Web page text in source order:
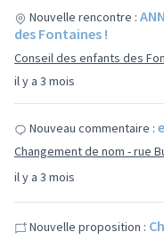
il y a 3 mois
Nouvelle rencontre :
des Fontaines !
Conseil des enfants des
il y a 3 mois
Nouveau commentaire :
Changement de nom - rue
Nouvelle proposition :